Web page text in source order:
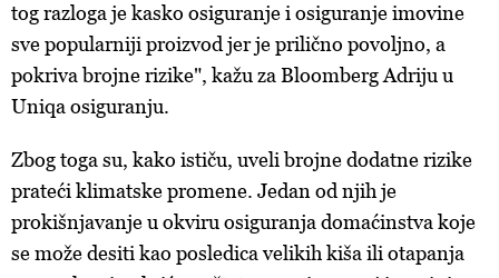
tog razloga je kasko osiguranje i osiguranje imovine
sve popularniji proizvod jer je prilično povoljno, a
pokriva brojne rizike", kažu za Bloomberg Adriju u
Uniqa osiguranju.
Zbog toga su, kako ističu, uveli brojne dodatne rizike
prateći klimatske promene. Jedan od njih je
prokišnjavanje u okviru osiguranja domaćinstva koje
se može desiti kao posledica velikih kiša ili otapanja